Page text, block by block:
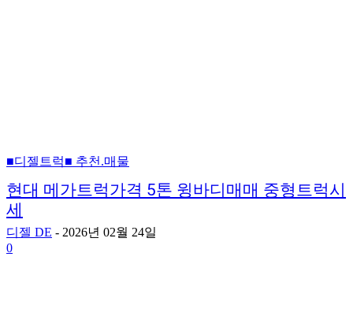
■디젤트럭■ 추천.매물
현대 메가트럭가격 5톤 윙바디매매 중형트럭시
세
디젤 DE - 2026년 02월 24일
0